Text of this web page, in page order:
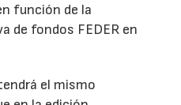
función de la
de fondos FEDER en
el mismo